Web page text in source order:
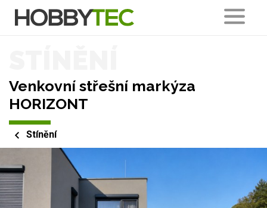
Venkovní střešní markýza
HORIZONT
Stínění